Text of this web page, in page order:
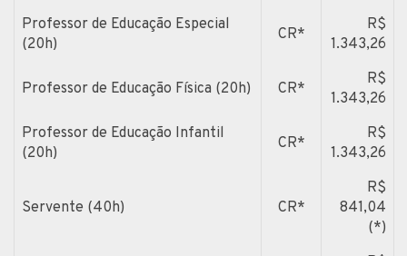
Professor de Educação Especial
(20h)
CR*
R$
1.343,26
Professor de Educação Física (20h) CR*
R$
1.343,26
Professor de Educação Infantil
(20h)
CR*
R$
1.343,26
Servente (40h) CR*
R$
841,04
(*)